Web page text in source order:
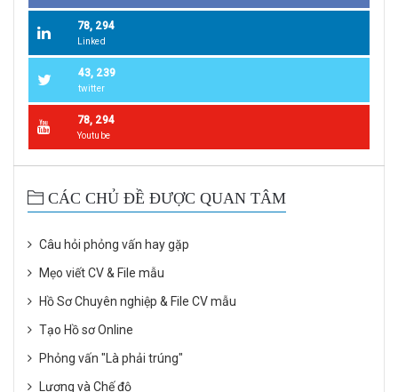
78, 294
Linked
43, 239
twitter
78, 294
Youtube
CÁC CHỦ ĐỀ ĐƯỢC QUAN TÂM
Câu hỏi phỏng vấn hay gặp
Mẹo viết CV & File mẫu
Hồ Sơ Chuyên nghiệp & File CV mẫu
Tạo Hồ sơ Online
Phỏng vấn "Là phải trúng"
Lương và Chế độ